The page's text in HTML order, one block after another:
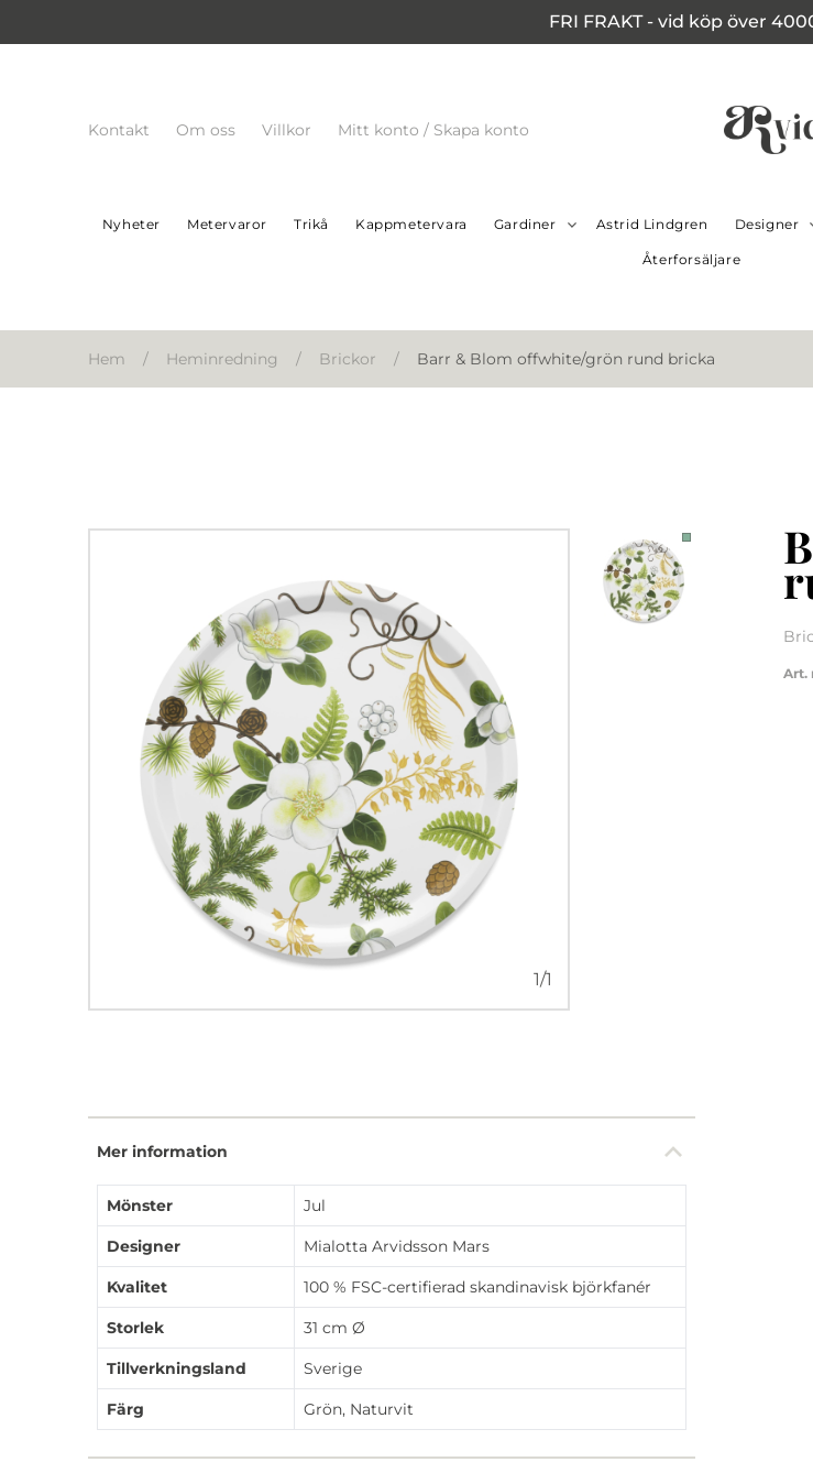
FRI FRAKT - vid köp över
Kontakt Om oss Villkor Mitt konto / Skapa konto
Nyheter Metervaror Trikå Kappmetervara Gardiner Astrid Lindgren Designer
Återforsäljare
Hem / Heminredning / Brickor / Barr & Blom offwhite/grön rund bricka
1/1
Art.
Mer information
Mönster Jul
Designer Mialotta Arvidsson Mars
Kvalitet 100 % FSC-certifierad skandinavisk björkfanér
Storlek 31 cm Ø
Tillverkningsland Sverige
Färg Grön, Naturvit